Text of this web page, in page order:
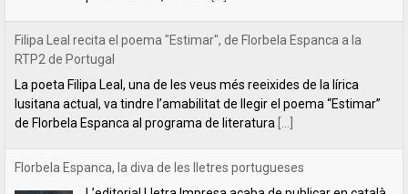
Florbela Espanca, la diva de les lletres portugueses
L’editorial Lletra Impresa acaba de publicar en català
la primera obra íntegra de poesia de Florbela
Espanca. Es tracta de Bruc en flor (Charneca em flor,
en portuguès), considerat el[...]
Tabernacle, de Carles Mulet
Una de les coses boniques del mes de setembre és